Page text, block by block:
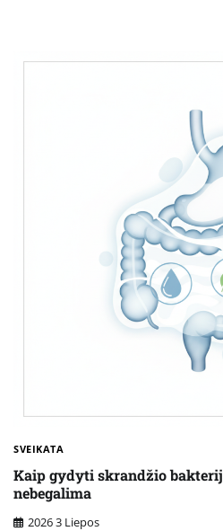
SVEIKATA
Kaip gydyti skrandžio
nebegalima
2026 3 Liepos